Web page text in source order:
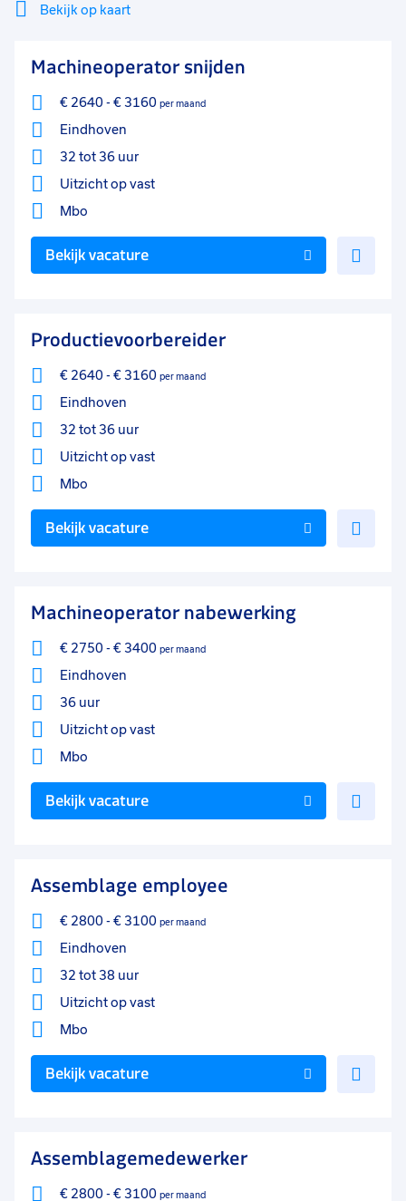
Bekijk op kaart
Filter
Sluiten
Machineoperator snijden
€ 2640- € 3160 per maand
Eindhoven
32 tot 36 uur
Uitzicht op vast
Mbo
Bekijk vacature
Productievoorbereider
€ 2640- € 3160 per maand
Eindhoven
32 tot 36 uur
Uitzicht op vast
Mbo
Bekijk vacature
Machineoperator nabewerking
€ 2750- € 3400 per maand
Eindhoven
36 uur
Uitzicht op vast
Mbo
Bekijk vacature
Assemblage employee
€ 2800- € 3100 per maand
Eindhoven
32 tot 38 uur
Uitzicht op vast
Mbo
Bekijk vacature
Assemblagemedewerker
€ 2800- € 3100 per maand